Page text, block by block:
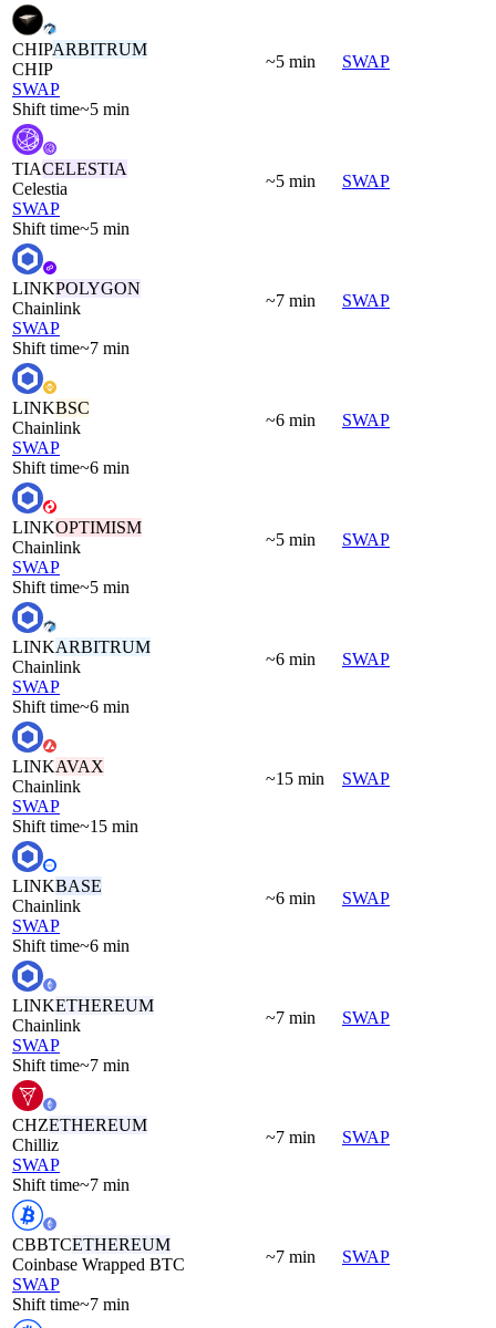
CHIPARBITRUM
CHIP
SWAP
Shift time~5 min
~5 min SWAP
TIACELESTIA
Celestia
SWAP
Shift time~5 min
~5 min SWAP
LINKPOLYGON
Chainlink
SWAP
Shift time~7 min
~7 min SWAP
LINKBSC
Chainlink
SWAP
Shift time~6 min
~6 min SWAP
LINKOPTIMISM
Chainlink
SWAP
Shift time~5 min
~5 min SWAP
LINKARBITRUM
Chainlink
SWAP
Shift time~6 min
~6 min SWAP
LINKAVAX
Chainlink
SWAP
Shift time~15 min
~15 min SWAP
LINKBASE
Chainlink
SWAP
Shift time~6 min
~6 min SWAP
LINKETHEREUM
Chainlink
SWAP
Shift time~7 min
~7 min SWAP
CHZETHEREUM
Chilliz
SWAP
Shift time~7 min
~7 min SWAP
CBBTCETHEREUM
Coinbase Wrapped BTC
SWAP
Shift time~7 min
~7 min SWAP